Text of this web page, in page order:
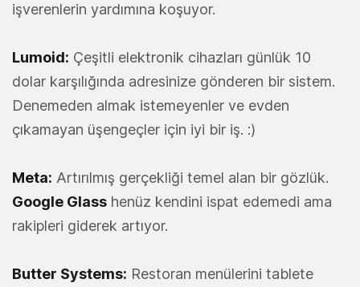
işverenlerin yardımına koşuyor.
Lumoid: Çeşitli elektronik cihazları günlük 10
dolar karşılığında adresinize gönderen bir sistem.
Denemeden almak istemeyenler ve evden
çıkamayan üşengeçler için iyi bir iş. :)
Meta: Artırılmış gerçekliği temel alan bir gözlük.
Google Glass henüz kendini ispat edemedi ama
rakipleri giderek artıyor.
Butter Systems: Restoran menülerini tablete